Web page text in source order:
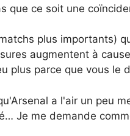
que ce soit une
plus importants)
augmentent à
plus parce que vous le
a l'air un peu
Je me demande